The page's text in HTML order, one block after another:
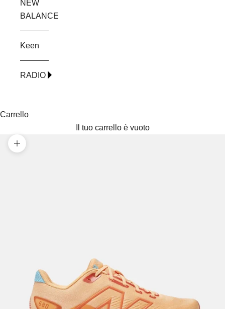
NEW
BALANCE
Keen
RADIO
Carrello
Il tuo carrello è vuoto
Ingrandisci immagine